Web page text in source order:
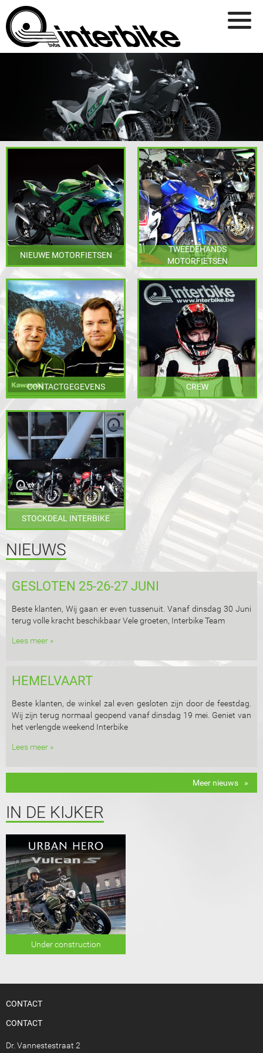
Overslaan en naar de inhoud gaan
NIEUWE MOTORFIETSEN
TWEEDEHANDS
MOTORFIETSEN
CONTACTGEGEVENS CREW
STOCKDEAL INTERBIKE
NIEUWS
GESLOTEN 25-26-27 JUNI
Beste klanten, Wij gaan er even tussenuit. Vanaf dinsdag 30 Juni
terug volle kracht beschikbaar Vele groeten, Interbike Team
Lees meer »
HEMELVAART
Beste klanten, de winkel zal even gesloten zijn door de feestdag.
Wij zijn terug normaal geopend vanaf dinsdag 19 mei. Geniet van
het verlengde weekend Interbike
Lees meer »
Meer nieuws
IN DE KIJKER
Under construction
CONTACT
CONTACT
Dr. Vannestestraat 2